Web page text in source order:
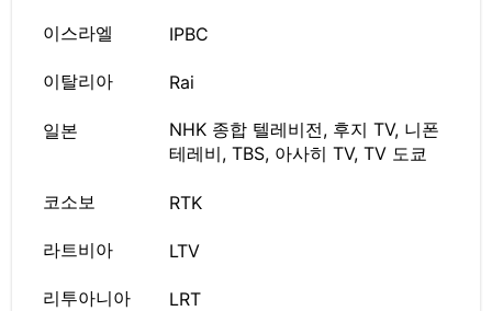
이스라엘 IPBC
이탈리아 Rai
일본
NHK 종합 텔레비전, 후지 TV, 니폰
테레비, TBS, 아사히 TV, TV 도쿄
코소보 RTK
라트비아 LTV
리투아니아 LRT